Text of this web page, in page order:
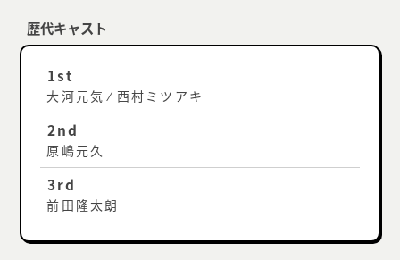
歴代キャスト
1st
大河元気 ⁄ 西村ミツアキ
2nd
原嶋元久
3rd
前田隆太朗